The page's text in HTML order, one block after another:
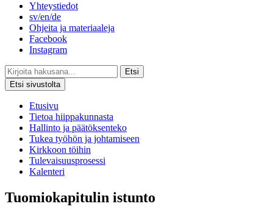
Yhteystiedot
sv/en/de
Ohjeita ja materiaaleja
Facebook
Instagram
Etsi
Etsi sivustolta
Etusivu
Tietoa hiippakunnasta
Hallinto ja päätöksenteko
Tukea työhön ja johtamiseen
Kirkkoon töihin
Tulevaisuusprosessi
Kalenteri
Tuomiokapitulin istunto